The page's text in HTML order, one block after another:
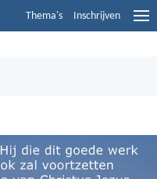
Thema's Inschrijven